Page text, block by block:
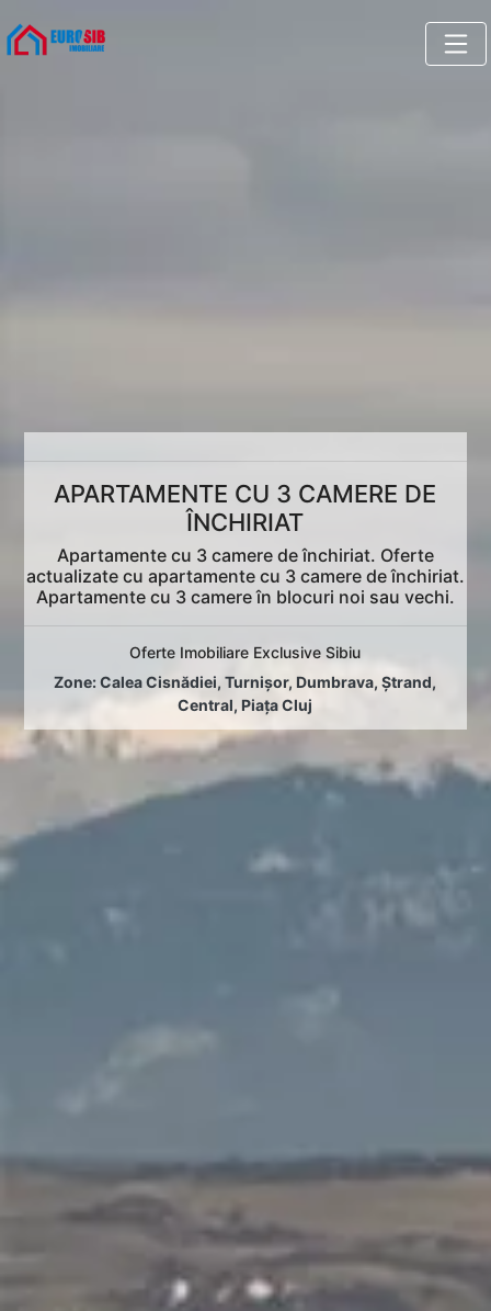
APARTAMENTE CU 3 CAMERE DE
ÎNCHIRIAT
Apartamente cu 3 camere de închiriat. Oferte
actualizate cu apartamente cu 3 camere de închiriat.
Apartamente cu 3 camere în blocuri noi sau vechi.
Oferte Imobiliare Exclusive Sibiu
Zone:Calea Cisnădiei,Turnișor, Dumbrava,Ștrand,
Central, Piața Cluj